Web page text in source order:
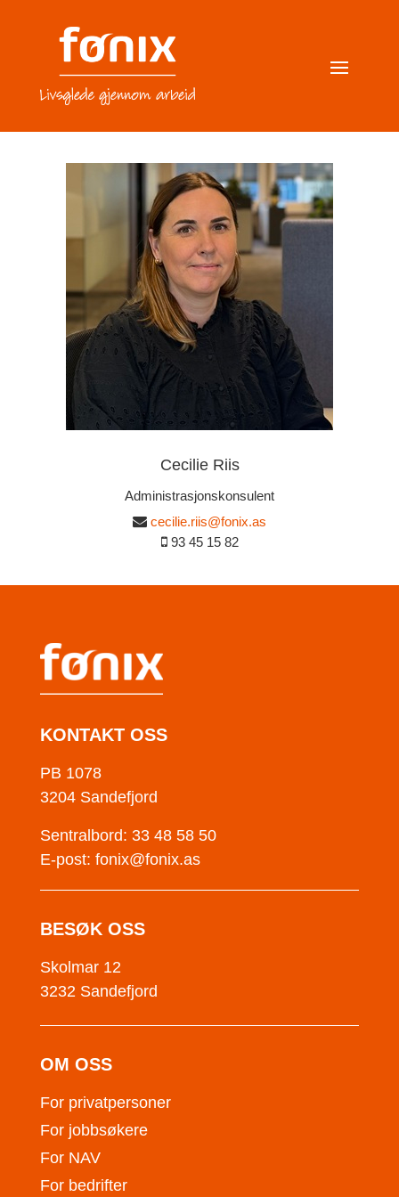
Cecilie Riis
Administrasjonskonsulent
93 45 15 82
cecilie.riis@fonix.as
KONTAKT OSS
PB 1078
3204 Sandefjord
Sentralbord: 33 48 58 50
E-post: fonix@fonix.as
BESØK OSS
Skolmar 12
3232 Sandefjord
OM OSS
For privatpersoner
For jobbsøkere
For NAV
For bedrifter